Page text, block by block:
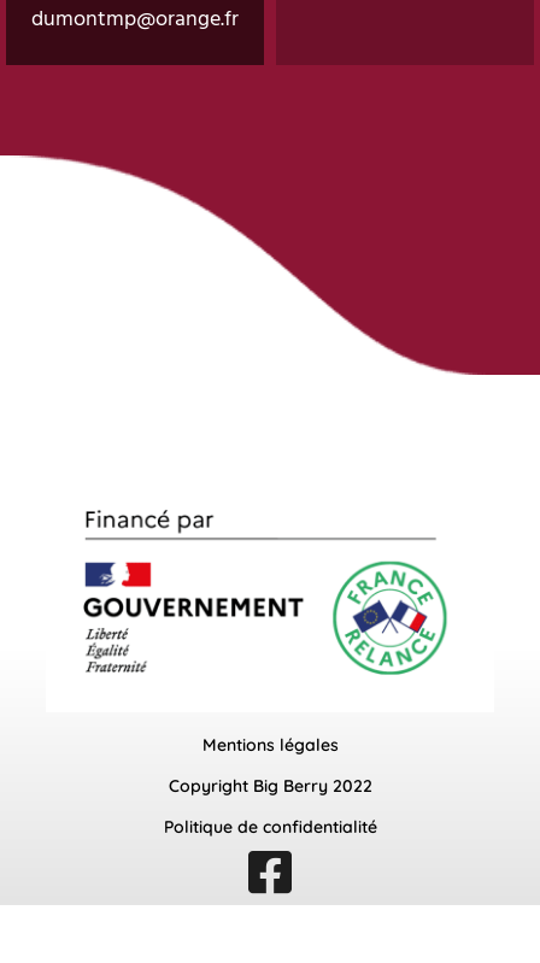
dumontmp@orange.fr
Mentions légales
Copyright Big Berry 2022
Politique de confidentialité